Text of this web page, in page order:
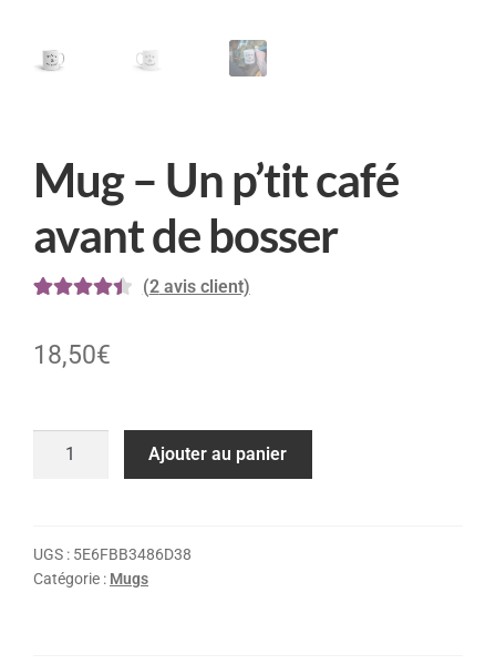
Mug – Un p’tit café
avant de bosser
sur
(2avis client)
18,50€
Ajouter au panier
UGS : 5E6FBB3486D38
Catégorie : Mugs